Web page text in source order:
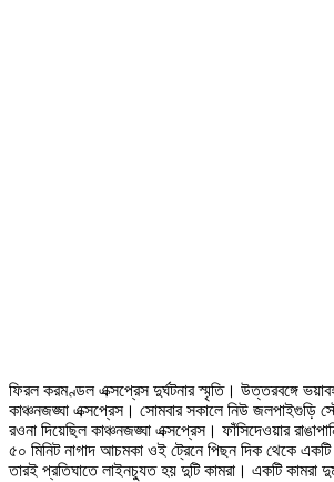
ফিরল করমণ্ডল এক্সপ্রেস দুর্ঘটনার স্মৃতি। উত্তরবঙ্গে ভয়াবহ
কাঞ্চনজঙ্ঘা এক্সপ্রেস। সোমবার সকালে নিউ জলপাইগুড়ি
রওনা দিয়েছিল কাঞ্চনজঙ্ঘা এক্সপ্রেস। ফাঁসিদেওয়ার
৫০ মিনিট নাগাদ আচমকা ওই ট্রেনে পিছন দিক থেকে একটি
তারই প্রতিঘাতে লাইনচ্যুত হয় দুটি কামরা। একটি কামরা